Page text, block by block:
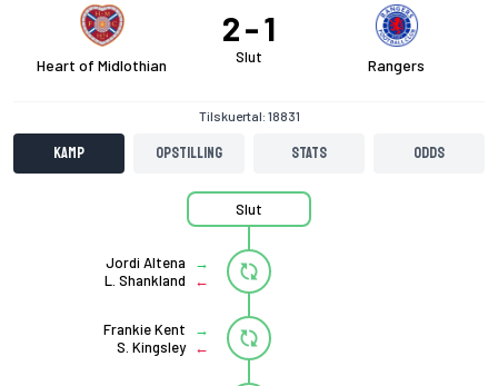
Heart of Midlothian
2 1
Slut Rangers
Tilskuertal: 18831
Kamp Opstilling Stats Odds
Slut
Jordi Altena
L. Shankland
Frankie Kent
S. Kingsley